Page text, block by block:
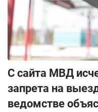
С сайта МВД
запрета на
ведомстве